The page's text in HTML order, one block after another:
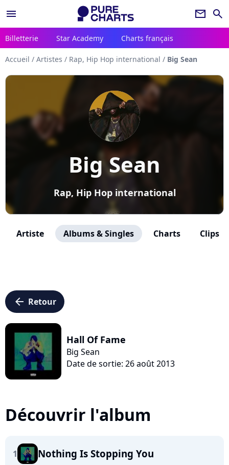
menu newsletter search
Billetterie Star Academy Charts français
Accueil / Artistes / Rap, Hip Hop international / Big Sean
Big Sean
Rap, Hip Hop international
Artiste Albums & Singles Charts Clips
arrow_left Retour
Hall Of Fame
Big Sean
Date de sortie: 26 août 2013
Découvrir l'album
1 Nothing Is Stopping You